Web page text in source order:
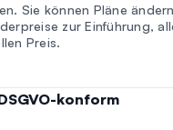
Sie können Pläne
zur Einführung,
Preis.
konform